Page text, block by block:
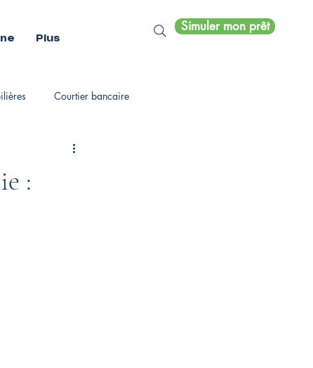
Plus
Simuler mon prêt
Courtier bancaire
: